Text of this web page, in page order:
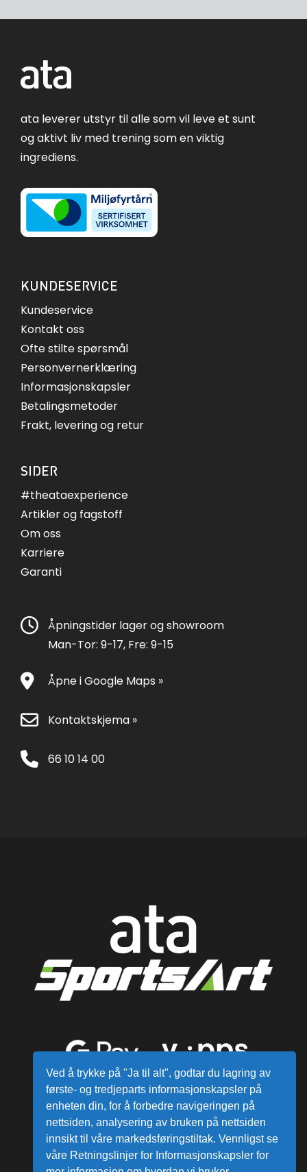
ata leverer utstyr til alle som vil leve et sunt
og aktivt liv med trening som en viktig
ingrediens.
KUNDESERVICE
Kundeservice
Kontakt oss
Ofte stilte spørsmål
Personvernerklæring
Informasjonskapsler
Betalingsmetoder
Frakt, levering og retur
SIDER
#theataexperience
Artikler og fagstoff
Om oss
Karriere
Garanti
Åpningstider lager og showroom
Man-Tor: 9-17, Fre: 9-15
Åpne i Google Maps »
Kontaktskjema »
66 10 14 00
Ved å trykke på "Ja til alt", godtar du lagring av
første- og tredjeparts informasjonskapsler på
enheten din, for å forbedre navigeringen på
nettsiden, analysering av bruken på nettsiden
innsikt til våre markedsføringstiltak. Vennligst se
våre Retningslinjer for Informasjonskapsler for